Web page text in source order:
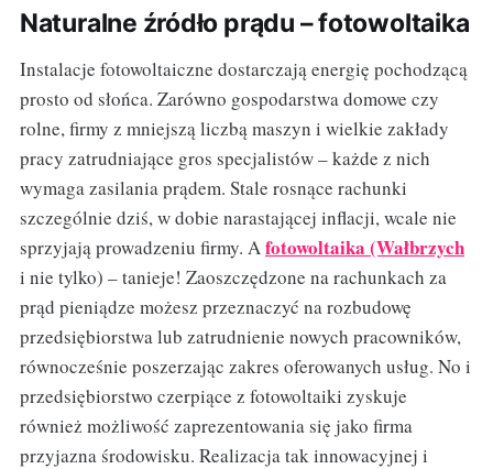
Naturalne źródło prądu – fotowoltaika
Instalacje fotowoltaiczne dostarczają energię pochodzącą
prosto od słońca. Zarówno gospodarstwa domowe czy
rolne, firmy z mniejszą liczbą maszyn i wielkie zakłady
pracy zatrudniające gros specjalistów – każde z nich
wymaga zasilania prądem. Stale rosnące rachunki
szczególnie dziś, w dobie narastającej inflacji, wcale nie
sprzyjają prowadzeniu firmy. Afotowoltaika (Wałbrzych
i nie tylko) – tanieje! Zaoszczędzone na rachunkach za
prąd pieniądze możesz przeznaczyć na rozbudowę
przedsiębiorstwa lub zatrudnienie nowych pracowników,
równocześnie poszerzając zakres oferowanych usług. No i
przedsiębiorstwo czerpiące z fotowoltaiki zyskuje
również możliwość zaprezentowania się jako firma
przyjazna środowisku. Realizacja tak innowacyjnej i